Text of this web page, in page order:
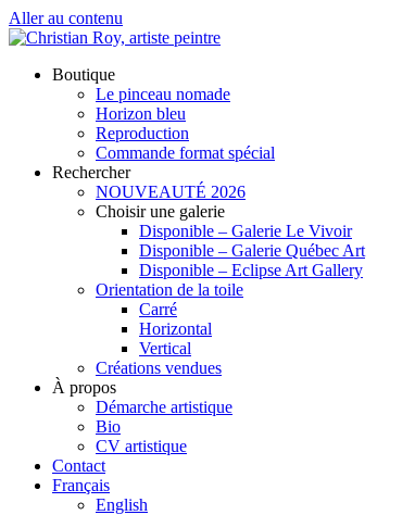
Aller au contenu
Boutique
Le pinceau nomade
Horizon bleu
Reproduction
Commande format spécial
Rechercher
NOUVEAUTÉ 2026
Choisir une galerie
Disponible – Galerie Le Vivoir
Disponible – Galerie Québec Art
Disponible – Eclipse Art Gallery
Orientation de la toile
Carré
Horizontal
Vertical
Créations vendues
À propos
Démarche artistique
Bio
CV artistique
Contact
Français
English